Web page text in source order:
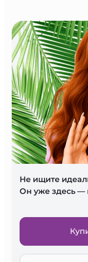
Не ищите
Он уже здесь —